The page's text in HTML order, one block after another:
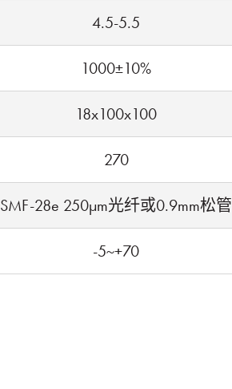
4.5-5.5
1000±10%
18x100x100
270
SMF-28e 250µm光纤或0.9mm松管
-5~+70